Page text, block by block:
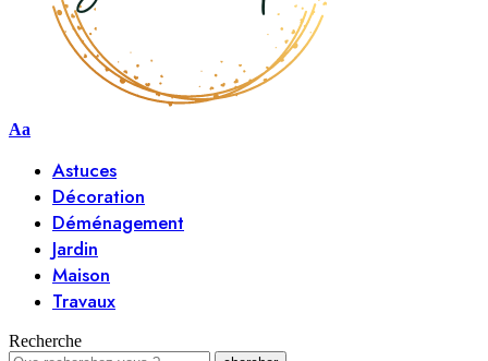
Aa
Astuces
Décoration
Déménagement
Jardin
Maison
Travaux
Recherche